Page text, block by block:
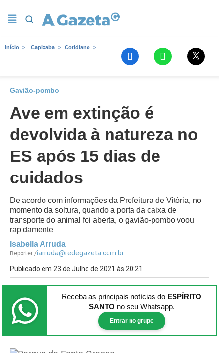
Início Capixaba Cotidiano
Gavião-pombo
Ave em extinção é
devolvida à natureza no
ES após 15 dias de
cuidados
De acordo com informações da Prefeitura de Vitória, no
momento da soltura, quando a porta da caixa de
transporte do animal foi aberta, o gavião-pombo voou
rapidamente
Isabella Arruda
Repórter /iarruda@redegazeta.com.br
Publicado em 23 de Julho de 2021 às 20:21
Receba as principais notícias do ESPÍRITO
SANTO no seu Whatsapp.
Entrar no grupo